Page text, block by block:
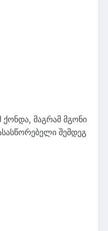
ქონდა, მაგრამ მგონი
შემდეგ